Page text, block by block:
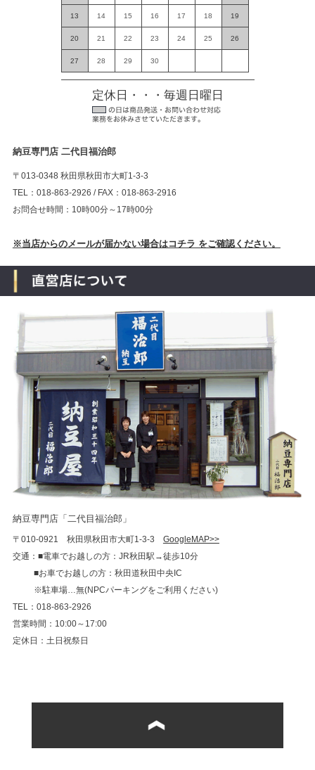
13 14 15 16 17 18 19
20 21 22 23 24 25 26
27 28 29 30
定休日・・・毎週日曜日
納豆専門店 二代目福治郎
〒013-0348 秋田県秋田市大町1-3-3
TEL：018-863-2926 / FAX：018-863-2916
お問合せ時間：10時00分～17時00分
※当店からのメールが届かない場合はコチラ をご確認ください。
納豆専門店「二代目福治郎」
〒010-0921 秋田県秋田市大町1-3-3 GoogleMAP>>
交通：■電車でお越しの方：JR秋田駅→徒歩10分
■お車でお越しの方：秋田道秋田中央IC
※駐車場…無(NPCパーキングをご利用ください)
TEL：018-863-2926
営業時間：10:00～17:00
定休日：土日祝祭日